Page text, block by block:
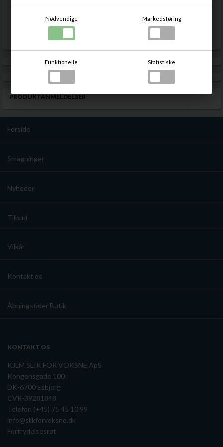
Nødvendige Markedsføring
Funktionelle Statistiske
PRODUKTANMELDELSER
Forside
Smagninger
Nyheder
Tilbud
Vilkår
Kontakt os
Åbningstider Butik
KONTAKT OS
KJLM SLIK FOR VOKSNE ApS
Kongensgade 100
DK-6700 Esbjerg
CVR-39281848
Telefon (+45) 75 45 10 99
info@slikforvoksne.dk
Fortrydelsesret